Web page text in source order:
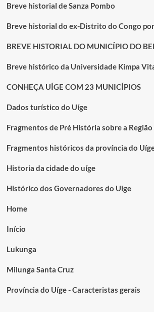
Breve historial de Sanza Pombo
Breve historial do ex-Distrito do Congo
BREVE HISTORIAL DO MUNICÍPIO DO
Breve histórico da Universidade Kimpa
CONHEÇA UÍGE COM 23 MUNICÍPIOS
Dados turístico do Uíge
Fragmentos de Pré História sobre a
Fragmentos históricos da província do
Historia da cidade do uíge
Histórico dos Governadores do Uige
Home
Início
Lukunga
Milunga Santa Cruz
Província do Uíge - Caracteristas gerais